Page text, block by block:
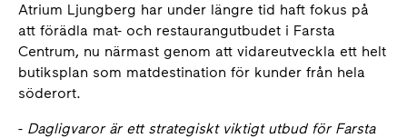
Atrium Ljungberg har under längre tid haft fokus på
att förädla mat- och restaurangutbudet i Farsta
Centrum, nu närmast genom att vidareutveckla ett helt
butiksplan som matdestination för kunder från hela
söderort.
- Dagligvaror är ett strategiskt viktigt utbud för Farsta